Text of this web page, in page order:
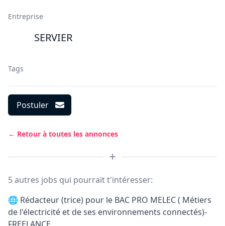
Entreprise
SERVIER
Tags
Postuler
← Retour à toutes les annonces
5 autres jobs qui pourrait t'intéresser:
🌐 Rédacteur (trice) pour le BAC PRO MELEC ( Métiers
de l'électricité et de ses environnements connectés)-